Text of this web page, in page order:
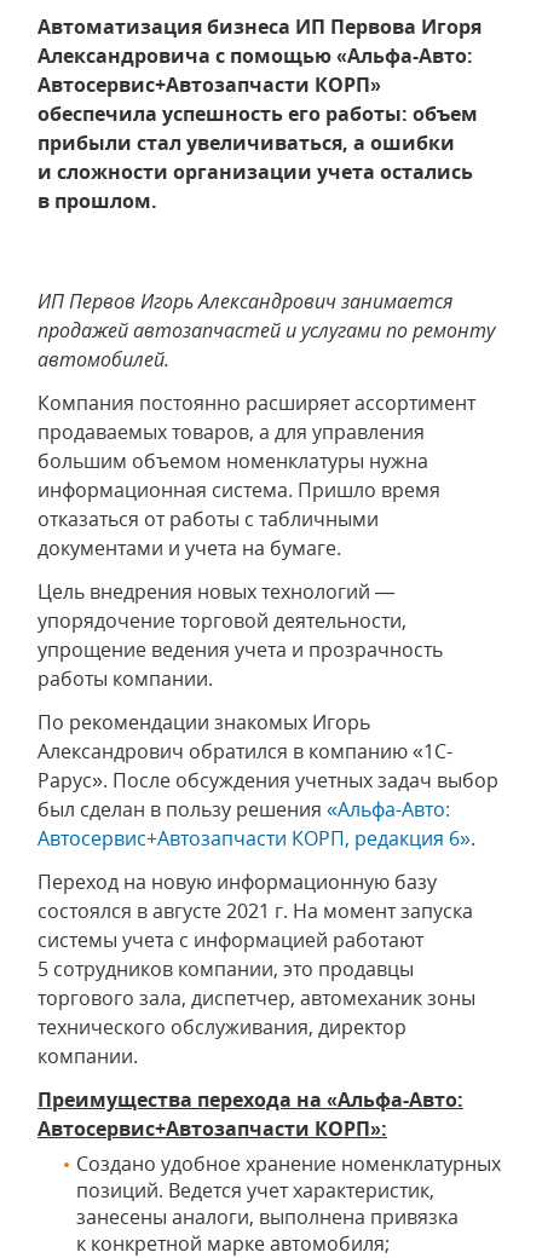
Автоматизация бизнеса ИП Первова Игоря
Александровича с помощью «Альфа-Авто:
Автосервис+Автозапчасти КОРП»
обеспечила успешность его работы: объем
прибыли стал увеличиваться, а ошибки
и сложности организации учета остались
в прошлом.
ИП Первов Игорь Александрович занимается
продажей автозапчастей и услугами по ремонту
автомобилей.
Компания постоянно расширяет ассортимент
продаваемых товаров, а для управления
большим объемом номенклатуры нужна
информационная система. Пришло время
отказаться от работы с табличными
документами и учета на бумаге.
Цель внедрения новых технологий —
упорядочение торговой деятельности,
упрощение ведения учета и прозрачность
работы компании.
По рекомендации знакомых Игорь
Александрович обратился в компанию «1С-
Рарус». После обсуждения учетных задач выбор
был сделан в пользу решения «Альфа-Авто:
Автосервис+Автозапчасти КОРП, редакция 6».
Переход на новую информационную базу
состоялся в августе 2021 г. На момент запуска
системы учета с информацией работают
5 сотрудников компании, это продавцы
торгового зала, диспетчер, автомеханик зоны
технического обслуживания, директор
компании.
Преимущества перехода на «Альфа-Авто:
Автосервис+Автозапчасти КОРП»:
Создано удобное хранение номенклатурных
позиций. Ведется учет характеристик,
занесены аналоги, выполнена привязка
к конкретной марке автомобиля;